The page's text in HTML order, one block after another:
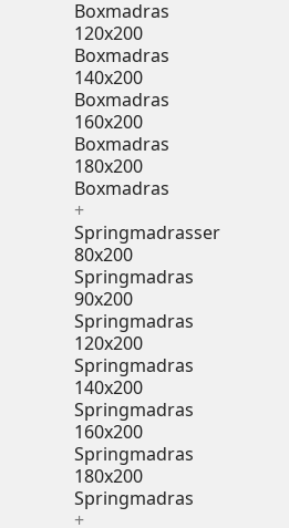
Boxmadras
120x200
Boxmadras
140x200
Boxmadras
160x200
Boxmadras
180x200
Boxmadras
+
Springmadrasser
80x200
Springmadras
90x200
Springmadras
120x200
Springmadras
140x200
Springmadras
160x200
Springmadras
180x200
Springmadras
+